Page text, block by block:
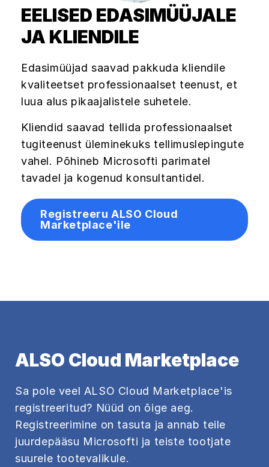
EELISED EDASIMÜÜJALE
JA KLIENDILE
Edasimüüjad saavad pakkuda kliendile
kvaliteetset professionaalset teenust, et
luua alus pikaajalistele suhetele.
Kliendid saavad tellida professionaalset
tugiteenust üleminekuks tellimuslepingute
vahel. Põhineb Microsofti parimatel
tavadel ja kogenud konsultantidel.
Registreeru ALSO Cloud
Marketplace'ile
ALSO Cloud Marketplace
Sa pole veel ALSO Cloud Marketplace'is
registreeritud? Nüüd on õige aeg.
Registreerimine on tasuta ja annab teile
juurdepääsu Microsofti ja teiste tootjate
suurele tootevalikule.